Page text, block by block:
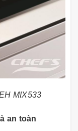
MIX533
an toàn